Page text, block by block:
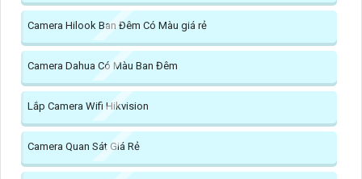
Camera Hilook Ban Đêm Có Màu giá rẻ
Camera Dahua Có Màu Ban Đêm
Lắp Camera Wifi Hikvision
Camera Quan Sát Giá Rẻ